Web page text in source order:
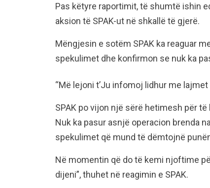
Pas këtyre raportimit, të shumtë ishin
aksion të SPAK-ut në shkallë të gjerë.
Mëngjesin e sotëm SPAK ka reaguar
spekulimet dhe konfirmon se nuk ka
“Më lejoni t’Ju infomoj lidhur me
SPAK po vijon një sërë hetimesh për
Nuk ka pasur asnjë operacion brenda
spekulimet që mund të dëmtojnë
Në momentin që do të kemi njoftime
dijeni”, thuhet në reagimin e SPAK.